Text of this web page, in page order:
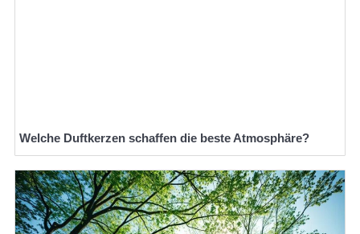
Welche Duftkerzen schaffen die beste Atmosphäre?